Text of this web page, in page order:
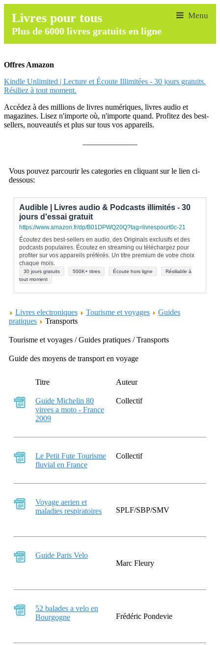
Livres pour tous
Plus de 6000 livres gratuits en ligne
Offres Amazon
Kindle Unlimited | Lecture et Écoute Illimitées - 30 jours gratuits.
Résiliez à tout moment.
Accédez à des millions de livres numériques, livres audio et
magazines. Lisez n'importe où, n'importe quand. Profitez des best-
sellers, nouveautés et plus sur tous vos appareils.
Vous pouvez parcourir les categories en cliquant sur le lien ci-
dessous:
Audible | Livres audio & Podcasts illimités - 30
jours d'essai gratuit
https://www.amazon.fr/dp/B01DPWQ20Q?tag=livrespourt0c-21
Écoutez des best-sellers en audio, des Originals exclusifs et des
podcasts populaires. Écoutez en streaming ou téléchargez pour
profiter sur vos appareils préférés. Un titre premium de votre choix
chaque mois.
30 jours gratuits 500K+ titres Écoute hors ligne
Résiliable à
tout moment
Livres electroniques Tourisme et voyages
Guides
pratiques
Transports
Tourisme et voyages / Guides pratiques / Transports
Guide des moyens de transport en voyage
Titre Auteur
Guide Michelin 80
virees a moto - France
2009
Collectif
Le Petit Fute Tourisme
fluvial en France
Collectif
Voyage aerien et
maladies respiratoires
SPLF/SBP/SMV
Guide Paris Velo
Marc Fleury
52 balades a velo en
Bourgogne
Frédéric Pondevie